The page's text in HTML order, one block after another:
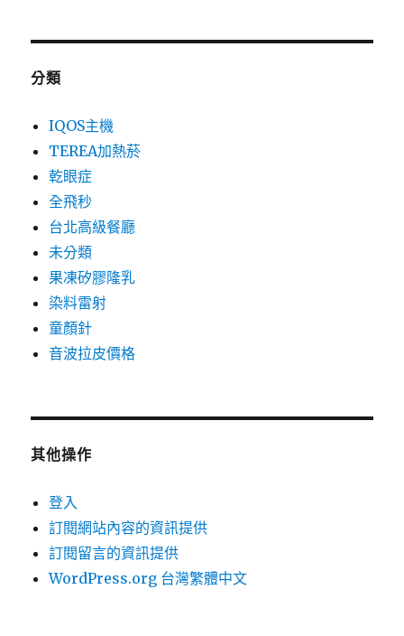
分類
IQOS主機
TEREA加熱菸
乾眼症
全飛秒
台北高級餐廳
未分類
果凍矽膠隆乳
染料雷射
童顏針
音波拉皮價格
其他操作
登入
訂閱網站內容的資訊提供
訂閱留言的資訊提供
WordPress.org 台灣繁體中文